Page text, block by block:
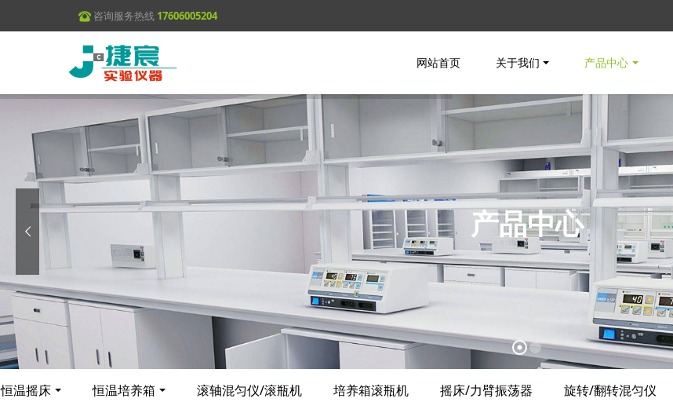
咨询服务热线 17606005204
网站首页 关于我们 产品中心
产品中心
恒温摇床 恒温培养箱 滚轴混匀仪/滚瓶机 培养箱滚瓶机 摇床/力臂振荡器 旋转/翻转混匀仪